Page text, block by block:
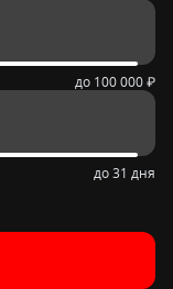
до 100 000 ₽
до 31 дня